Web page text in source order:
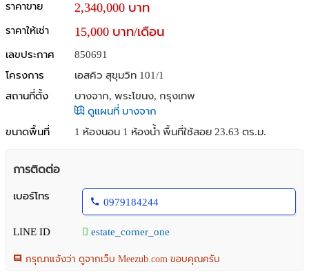
ราคาขาย 2,340,000 บาท
ราคาให้เช่า 15,000 บาท/เดือน
เลขประกาศ
850691
โครงการ
เอสคิว สุขุมวิท 101/1
สถานที่ตั้ง
บางจาก, พระโขนง, กรุงเทพ
ดูแผนที่ บางจาก
ขนาดพื้นที่
1 ห้องนอน 1 ห้องน้ำ พื้นที่ใช้สอย 23.63 ตร.ม.
การติดต่อ
เบอร์โทร
0979184244
LINE ID estate_corner_one
กรุณาแจ้งว่า ดูจากเว็บ Meezub.com ขอบคุณครับ